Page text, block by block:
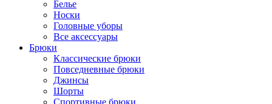
Белье
Носки
Головные уборы
Все аксессуары
Брюки
Классические брюки
Повседневные брюки
Джинсы
Шорты
Спортивные брюки